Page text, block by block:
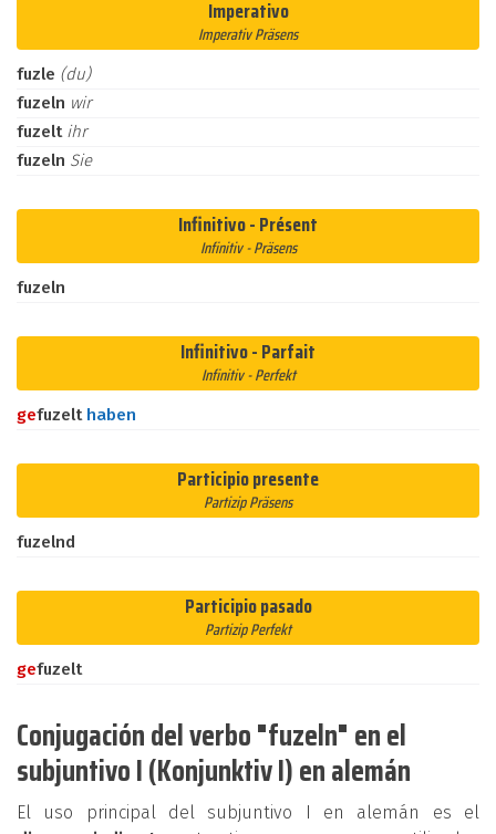
Imperativo
Imperativ Präsens
fuzle (du)
fuzeln wir
fuzelt ihr
fuzeln Sie
Infinitivo - Présent
Infinitiv - Präsens
fuzeln
Infinitivo - Parfait
Infinitiv - Perfekt
gefuzelt haben
Participio presente
Partizip Präsens
fuzelnd
Participio pasado
Partizip Perfekt
gefuzelt
Conjugación del verbo "fuzeln" en el
subjuntivo I (Konjunktiv I) en alemán
El uso principal del subjuntivo I en alemán es el